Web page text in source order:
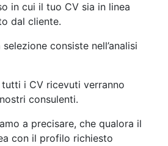
in cui il tuo CV sia in linea
dal cliente.
consiste nell’analisi
i CV ricevuti verranno
consulenti.
a precisare, che qualora il
con il profilo richiesto